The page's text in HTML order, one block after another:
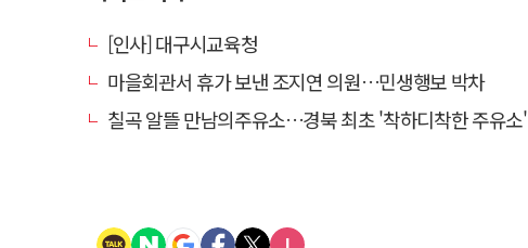
[인사] 대구시교육청
마을회관서 휴가 보낸 조지연 의원…민생행보 박차
칠곡 알뜰 만남의주유소…경북 최초 '착하디착한 주유소' 선정